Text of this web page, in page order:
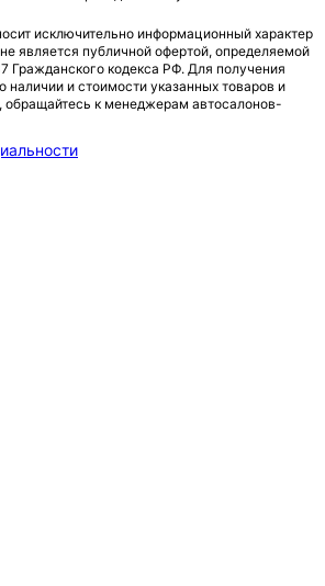
исключительно информационный характер
является публичной офертой, определяемой
Гражданского кодекса РФ. Для получения
наличии и стоимости указанных товаров и
обращайтесь к менеджерам автосалонов-